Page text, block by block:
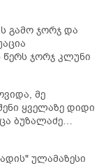
გამო ჯორჯ და
ჯორჯ კლუნი
მე
ყველაზე დიდი
ბუზალაძე